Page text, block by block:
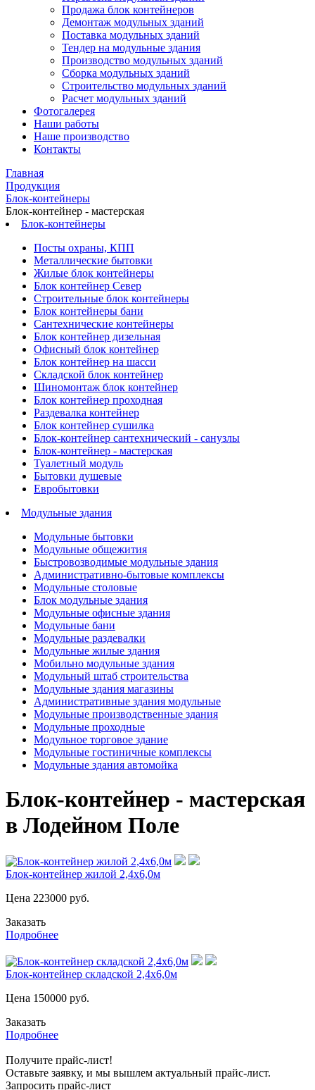
Продажа блок контейнеров
Демонтаж модульных зданий
Поставка модульных зданий
Тендер на модульные здания
Производство модульных зданий
Сборка модульных зданий
Строительство модульных зданий
Расчет модульных зданий
Фотогалерея
Наши работы
Наше производство
Контакты
Главная
Продукция
Блок-контейнеры
Блок-контейнер - мастерская
Блок-контейнеры
Посты охраны, КПП
Металлические бытовки
Жилые блок контейнеры
Блок контейнер Север
Строительные блок контейнеры
Блок контейнеры бани
Сантехнические контейнеры
Блок контейнер дизельная
Офисный блок контейнер
Блок контейнер на шасси
Складской блок контейнер
Шиномонтаж блок контейнер
Блок контейнер проходная
Раздевалка контейнер
Блок контейнер сушилка
Блок-контейнер сантехнический - санузлы
Блок-контейнер - мастерская
Туалетный модуль
Бытовки душевые
Евробытовки
Модульные здания
Модульные бытовки
Модульные общежития
Быстровозводимые модульные здания
Административно-бытовые комплексы
Модульные столовые
Блок модульные здания
Модульные офисные здания
Модульные бани
Модульные раздевалки
Модульные жилые здания
Мобильно модульные здания
Модульный штаб строительства
Модульные здания магазины
Административные здания модульные
Модульные производственные здания
Модульные проходные
Модульное торговое здание
Модульные гостиничные комплексы
Модульные здания автомойка
Блок-контейнер - мастерская
в Лодейном Поле
Блок-контейнер жилой 2,4х6,0м
Цена 223000 руб.
Заказать
Подробнее
Блок-контейнер складской 2,4х6,0м
Цена 150000 руб.
Заказать
Подробнее
Получите прайс-лист!
Оставьте заявку, и мы вышлем актуальный прайс-лист.
Запросить прайс-лист